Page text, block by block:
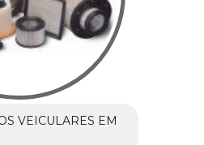
VEICULARES EM